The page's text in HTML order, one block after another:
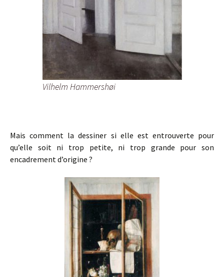
Vilhelm Hammershøi
Mais comment la dessiner si elle est entrouverte pour
qu’elle soit ni trop petite, ni trop grande pour son
encadrement d’origine ?